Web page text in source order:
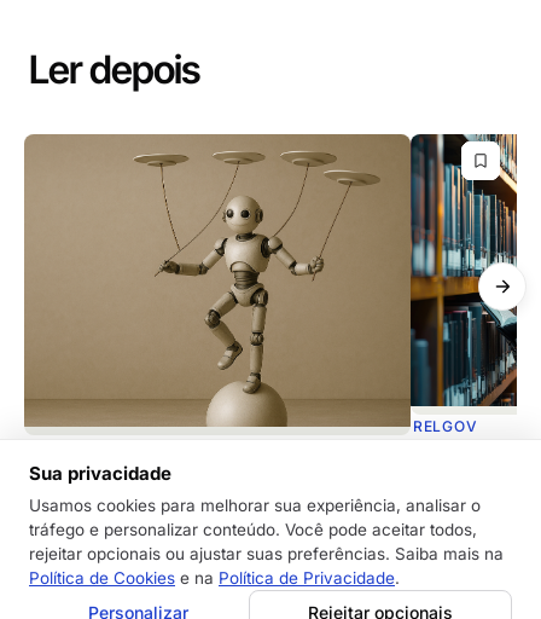
Ler depois
Inteligência Artificial Confiável: Por que
isso importa para o seu processo de
relações governamentais?
Descubra por que a confiabilidade da IA é
essencial para relações governamentais e como
RELGOV
A Inteligência
uma aliada
menos
Sua privacidade
Usamos cookies para melhorar sua experiência, analisar o
tráfego e personalizar conteúdo. Você pode aceitar todos,
rejeitar opcionais ou ajustar suas preferências. Saiba mais na
Política de Cookies e na Política de Privacidade.
Personalizar Rejeitar opcionais